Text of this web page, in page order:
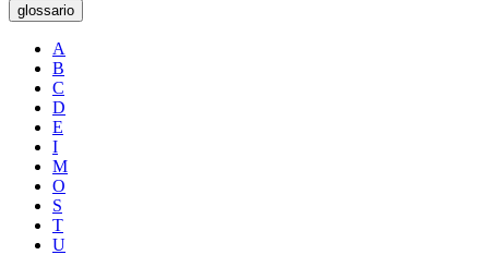
glossario
A
B
C
D
E
I
M
O
S
T
U